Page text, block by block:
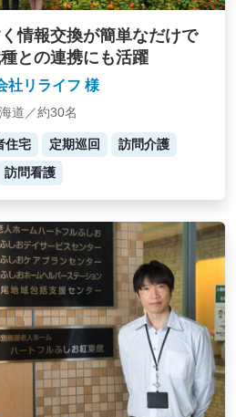
情報交換が簡単なだけで
との連携にも活躍
社リライフ 様
道／約30名
住宅 定期巡回
訪問介護
訪問看護